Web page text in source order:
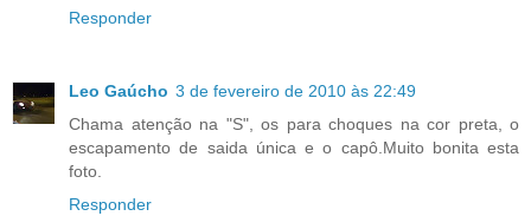
Responder
Leo Gaúcho 3 de fevereiro de 2010 às 22:49
Chama atenção na "S", os para choques na cor preta, o
escapamento de saida única e o capô.Muito bonita esta
foto.
Responder